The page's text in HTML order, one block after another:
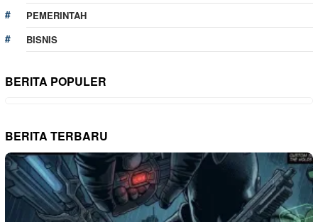
PEMERINTAH
BISNIS
BERITA POPULER
BERITA TERBARU